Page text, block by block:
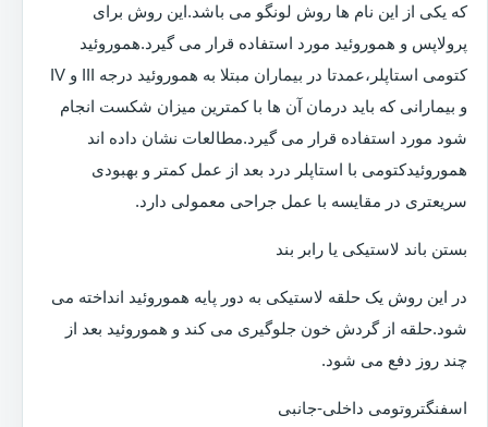
که یکی از این نام ها روش لونگو می باشد.این روش برای
پرولاپس و هموروئید مورد استفاده قرار می گیرد.هموروئید
کتومی استاپلر،عمدتا در بیماران مبتلا به هموروئید درجه III و IV
و بیمارانی که باید درمان آن ها با کمترین میزان شکست انجام
شود مورد استفاده قرار می گیرد.مطالعات نشان داده اند
هموروئیدکتومی با استاپلر درد بعد از عمل کمتر و بهبودی
سریعتری در مقایسه با عمل جراحی معمولی دارد.
بستن باند لاستیکی یا رابر بند
در این روش یک حلقه لاستیکی به دور پایه هموروئید انداخته می
شود.حلقه از گردش خون جلوگیری می کند و هموروئید بعد از
چند روز دفع می شود.
اسفنگتروتومی داخلی-جانبی